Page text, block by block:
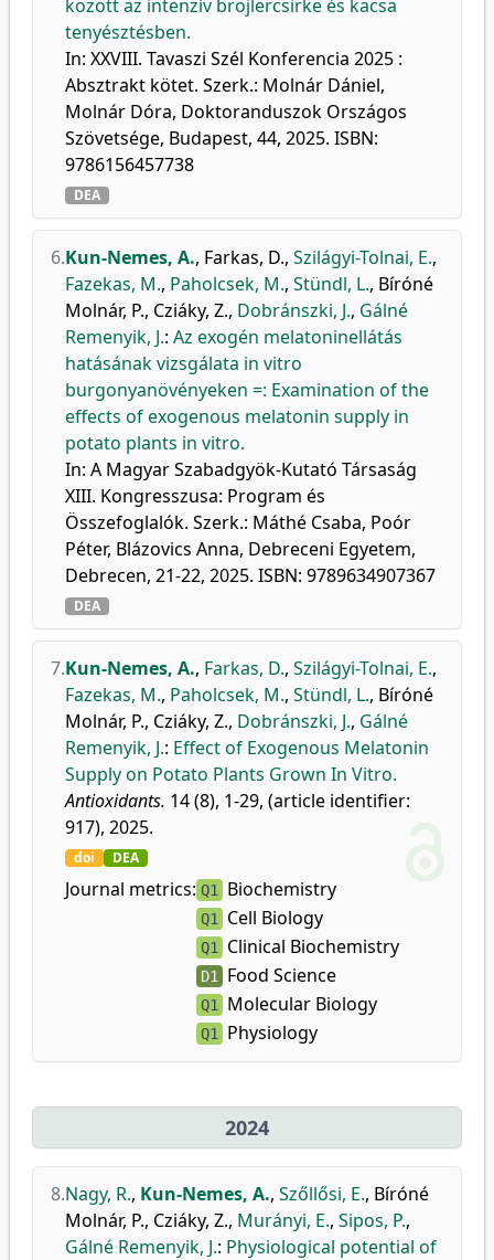
között az intenzív brojlercsirke és kacsa
tenyésztésben.
In: XXVIII. Tavaszi Szél Konferencia 2025 :
Absztrakt kötet. Szerk.: Molnár Dániel,
Molnár Dóra, Doktoranduszok Országos
Szövetsége, Budapest, 44, 2025. ISBN:
9786156457738
DEA
6.Kun-Nemes, A., Farkas, D., Szilágyi-Tolnai, E.,
Fazekas, M., Paholcsek, M., Stündl, L., Bíróné
Molnár, P., Cziáky, Z., Dobránszki, J., Gálné
Remenyik, J.: Az exogén melatoninellátás
hatásának vizsgálata in vitro
burgonyanövényeken =: Examination of the
effects of exogenous melatonin supply in
potato plants in vitro.
In: A Magyar Szabadgyök-Kutató Társaság
XIII. Kongresszusa: Program és
Összefoglalók. Szerk.: Máthé Csaba, Poór
Péter, Blázovics Anna, Debreceni Egyetem,
Debrecen, 21-22, 2025. ISBN: 9789634907367
DEA
7.Kun-Nemes, A., Farkas, D., Szilágyi-Tolnai, E.,
Fazekas, M., Paholcsek, M., Stündl, L., Bíróné
Molnár, P., Cziáky, Z., Dobránszki, J., Gálné
Remenyik, J.: Effect of Exogenous Melatonin
Supply on Potato Plants Grown In Vitro.
Antioxidants. 14 (8), 1-29, (article identifier:
917), 2025.
doi DEA
Journal metrics: Q1 Biochemistry
Q1 Cell Biology
Q1 Clinical Biochemistry
D1 Food Science
Q1 Molecular Biology
Q1 Physiology
2024
8.Nagy, R., Kun-Nemes, A., Szőllősi, E., Bíróné
Molnár, P., Cziáky, Z., Murányi, E., Sipos, P.,
Gálné Remenyik, J.: Physiological potential of